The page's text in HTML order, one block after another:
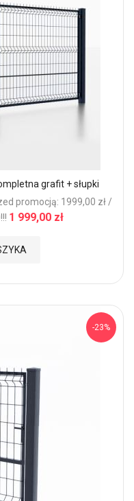
grafit + słupki
promocją: 1999,00 zł /
1 999,00 zł
-23%